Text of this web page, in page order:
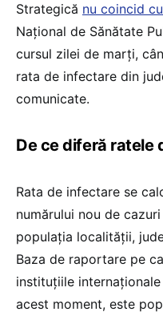
Strategică nu coincid
Național de Sănătate
cursul zilei de marți,
rata de infectare din
comunicate.
De ce diferă ratele
Rata de infectare se
numărului nou de
populația localității,
Baza de raportare pe
instituțiile
acest moment, este